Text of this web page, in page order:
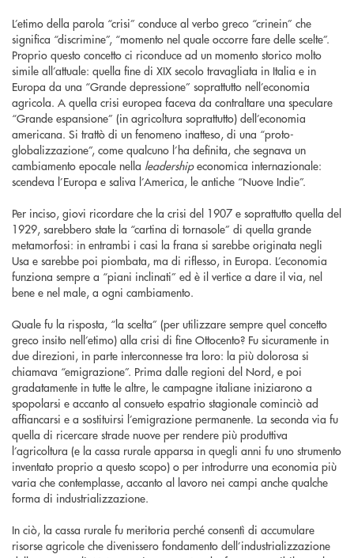
L’etimo della parola “crisi” conduce al verbo greco “crinein” che
significa “discrimine”, “momento nel quale occorre fare delle scelte”.
Proprio questo concetto ci riconduce ad un momento storico molto
simile all’attuale: quella fine di XIX secolo travagliata in Italia e in
Europa da una “Grande depressione” soprattutto nell’economia
agricola. A quella crisi europea faceva da contraltare una speculare
“Grande espansione” (in agricoltura soprattutto) dell’economia
americana. Si trattò di un fenomeno inatteso, di una “proto-
globalizzazione”, come qualcuno l’ha definita, che segnava un
cambiamento epocale nella leadershipeconomica internazionale:
scendeva l’Europa e saliva l’America, le antiche “Nuove Indie”.
Per inciso, giovi ricordare che la crisi del 1907 e soprattutto quella del
1929, sarebbero state la “cartina di tornasole” di quella grande
metamorfosi: in entrambi i casi la frana si sarebbe originata negli
Usa e sarebbe poi piombata, ma di riflesso, in Europa. L’economia
funziona sempre a “piani inclinati” ed è il vertice a dare il via, nel
bene e nel male, a ogni cambiamento.
Quale fu la risposta, “la scelta” (per utilizzare sempre quel concetto
greco insito nell’etimo) alla crisi di fine Ottocento? Fu sicuramente in
due direzioni, in parte interconnesse tra loro: la più dolorosa si
chiamava “emigrazione”. Prima dalle regioni del Nord, e poi
gradatamente in tutte le altre, le campagne italiane iniziarono a
spopolarsi e accanto al consueto espatrio stagionale cominciò ad
affiancarsi e a sostituirsi l’emigrazione permanente. La seconda via fu
quella di ricercare strade nuove per rendere più produttiva
l’agricoltura (e la cassa rurale apparsa in quegli anni fu uno strumento
inventato proprio a questo scopo) o per introdurre una economia più
varia che contemplasse, accanto al lavoro nei campi anche qualche
forma di industrializzazione.
In ciò, la cassa rurale fu meritoria perché consentì di accumulare
risorse agricole che divenissero fondamento dell’industrializzazione